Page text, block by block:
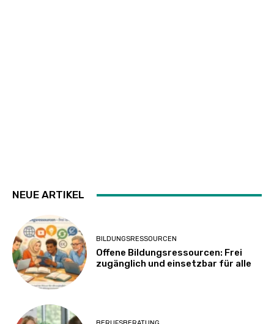
NEUE ARTIKEL
BILDUNGSRESSOURCEN
Offene Bildungsressourcen: Frei
zugänglich und einsetzbar für alle